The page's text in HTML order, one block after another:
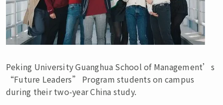
Peking University Guanghua School of Management’s
“Future Leaders” Program students on campus
during their two-year China study.